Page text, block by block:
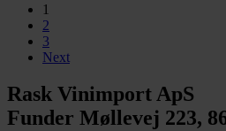
1
2
3
Next
Rask Vinimport ApS
Funder Møllevej 223,